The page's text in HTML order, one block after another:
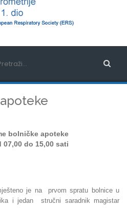
bolničke apoteke
do 15,00 sati
je na prvom spratu bolnice u
i jedan stručni saradnik magistar